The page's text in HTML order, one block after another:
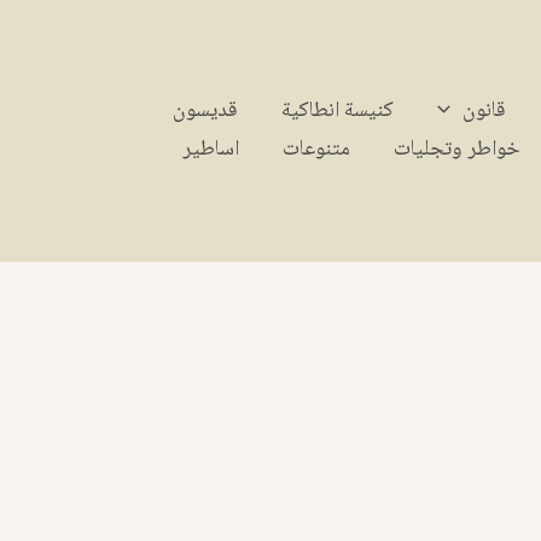
قانون كنيسة انطاكية
قديسون
خواطر وتجليات متنوعات اساطير